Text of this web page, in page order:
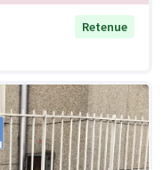
Retenue